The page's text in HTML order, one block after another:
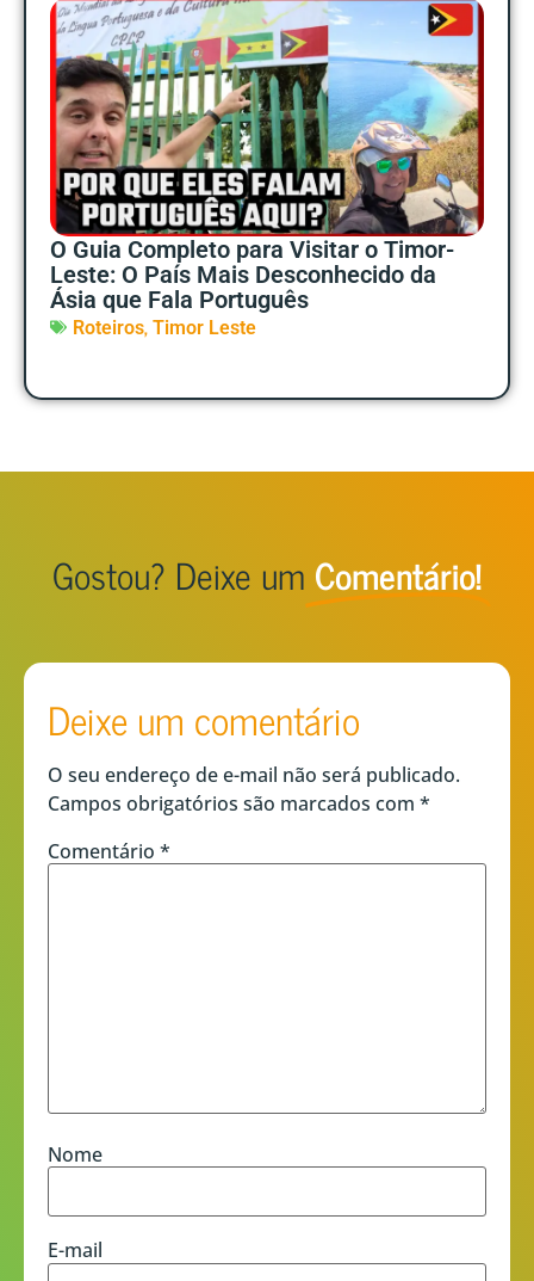
O Guia Completo para Visitar o Timor-
Leste: O País Mais Desconhecido da
Ásia que Fala Português
Roteiros, Timor Leste
Gostou? Deixe um Comentário!
Deixe um comentário
O seu endereço de e-mail não será publicado.
Campos obrigatórios são marcados com *
Comentário *
Nome
E-mail